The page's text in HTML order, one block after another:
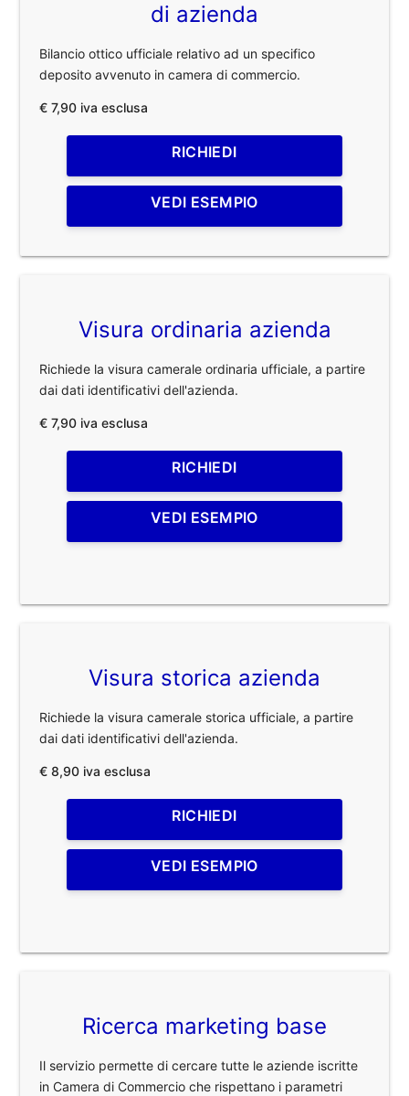
di azienda
Bilancio ottico ufficiale relativo ad un specifico
deposito avvenuto in camera di commercio.
€ 7,90 iva esclusa
RICHIEDI
VEDI ESEMPIO
Visura ordinaria azienda
Richiede la visura camerale ordinaria ufficiale, a partire
dai dati identificativi dell'azienda.
€ 7,90 iva esclusa
RICHIEDI
VEDI ESEMPIO
Visura storica azienda
Richiede la visura camerale storica ufficiale, a partire
dai dati identificativi dell'azienda.
€ 8,90 iva esclusa
RICHIEDI
VEDI ESEMPIO
Ricerca marketing base
Il servizio permette di cercare tutte le aziende iscritte
in Camera di Commercio che rispettano i parametri